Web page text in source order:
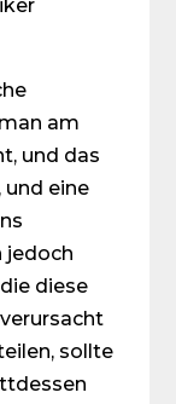
am
und das
eine
jedoch
diese
sollte